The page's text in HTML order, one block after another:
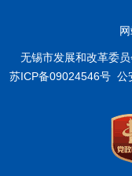
无锡市发展和改革委
苏ICP备09024546号 公